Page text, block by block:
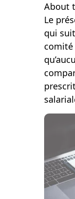
About
Le
qui
comité